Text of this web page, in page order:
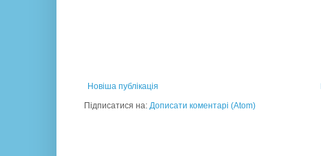
Новіша публікація
Підписатися на: Дописати коментарі (Atom)